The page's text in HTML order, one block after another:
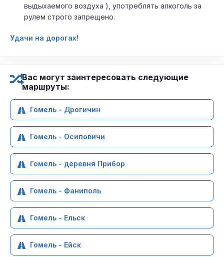
выдыхаемого воздуха ), употреблять алкоголь за
рулем строго запрещено.
Удачи на дорогах!
Вас могут заинтересовать следующие
маршруты:
Гомель - Дрогичин
Гомель - Осиповичи
Гомель - деревня Прибор
Гомель - Фаниполь
Гомель - Ельск
Гомель - Ейск